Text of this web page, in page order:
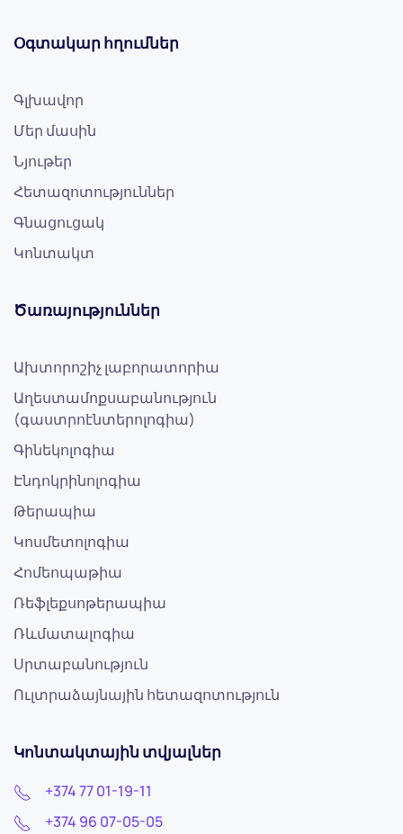
Օգտակար հղումներ
Գլխավոր
Մեր մասին
Նյութեր
Հետազոտություններ
Գնացուցակ
Կոնտակտ
Ծառայություններ
Ախտորոշիչ լաբորատորիա
Աղեստամոքսաբանություն
(գաստրոէնտերոլոգիա)
Գինեկոլոգիա
Էնդոկրինոլոգիա
Թերապիա
Կոսմետոլոգիա
Հոմեոպաթիա
Ռեֆլեքսոթերապիա
Ռևմատալոգիա
Սրտաբանություն
Ուլտրաձայնային հետազոտություն
Կոնտակտային տվյալներ
+374 77 01-19-11
+374 96 07-05-05